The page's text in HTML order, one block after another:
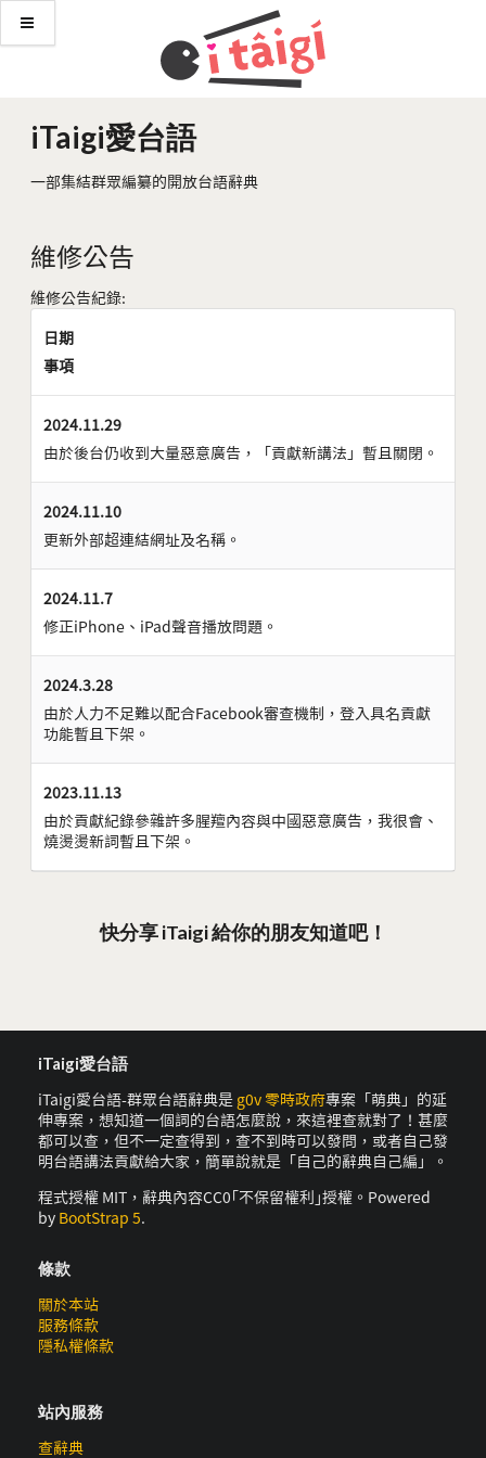
iTaigi愛台語
一部集結群眾編纂的開放台語辭典
維修公告
維修公告紀錄:
日期
事項
2024.11.29
由於後台仍收到大量惡意廣告，「貢獻新講法」暫且關閉。
2024.11.10
更新外部超連結網址及名稱。
2024.11.7
修正iPhone、iPad聲音播放問題。
2024.3.28
由於人力不足難以配合Facebook審查機制，登入具名貢獻
功能暫且下架。
2023.11.13
由於貢獻紀錄參雜許多腥羶內容與中國惡意廣告，我很會、
燒燙燙新詞暫且下架。
快分享 iTaigi 給你的朋友知道吧！
iTaigi愛台語
iTaigi愛台語-群眾台語辭典是 g0v 零時政府專案「萌典」的延
伸專案，想知道一個詞的台語怎麼說，來這裡查就對了！甚麼
都可以查，但不一定查得到，查不到時可以發問，或者自己發
明台語講法貢獻給大家，簡單說就是「自己的辭典自己編」。
程式授權 MIT，辭典內容CC0｢不保留權利｣授權。Powered
by BootStrap 5.
條款
關於本站
服務條款
隱私權條款
站內服務
查辭典